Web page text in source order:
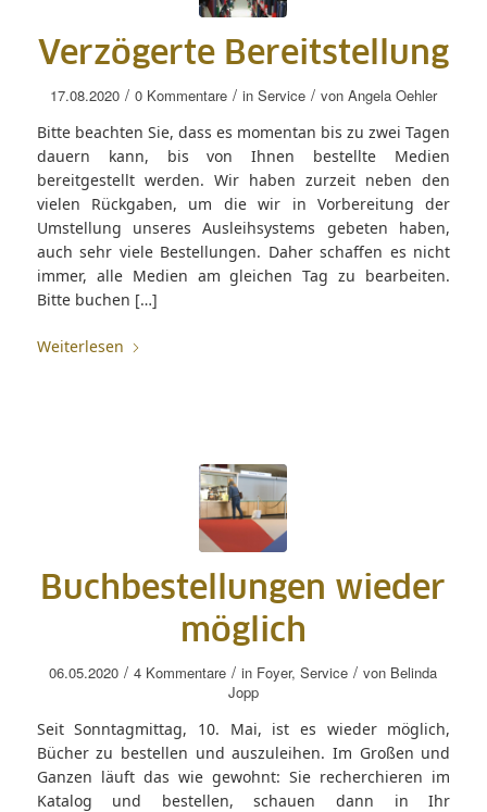
Verzögerte Bereitstellung
17.08.2020 / 0 Kommentare / in Service / von Angela Oehler
Bitte beachten Sie, dass es momentan bis zu zwei Tagen
dauern kann, bis von Ihnen bestellte Medien
bereitgestellt werden. Wir haben zurzeit neben den
vielen Rückgaben, um die wir in Vorbereitung der
Umstellung unseres Ausleihsystems gebeten haben,
auch sehr viele Bestellungen. Daher schaffen es nicht
immer, alle Medien am gleichen Tag zu bearbeiten.
Bitte buchen […]
Weiterlesen
Buchbestellungen wieder
möglich
06.05.2020 / 4 Kommentare / in Foyer,Service / von Belinda
Jopp
Seit Sonntagmittag, 10. Mai, ist es wieder möglich,
Bücher zu bestellen und auszuleihen. Im Großen und
Ganzen läuft das wie gewohnt: Sie recherchieren im
Katalog und bestellen, schauen dann in Ihr